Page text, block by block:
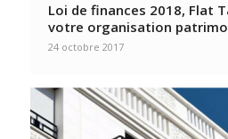
Loi de finances 2018, Flat
votre organisation
24 octobre 2017